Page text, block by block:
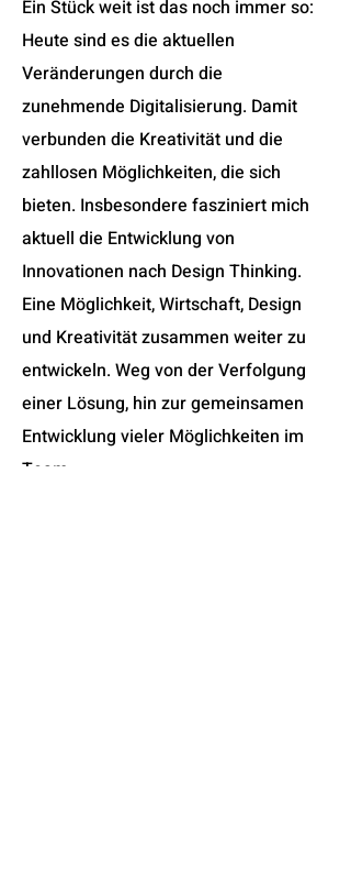
Ein Stück weit ist das noch immer so:
Heute sind es die aktuellen
Veränderungen durch die
zunehmende Digitalisierung. Damit
verbunden die Kreativität und die
zahllosen Möglichkeiten, die sich
bieten. Insbesondere fasziniert mich
aktuell die Entwicklung von
Innovationen nach Design Thinking.
Eine Möglichkeit, Wirtschaft, Design
und Kreativität zusammen weiter zu
entwickeln. Weg von der Verfolgung
einer Lösung, hin zur gemeinsamen
Entwicklung vieler Möglichkeiten im
Team.